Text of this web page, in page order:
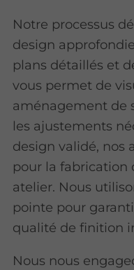
Notre processus
design
plans détaillés et
vous permet de
aménagement de
les ajustements
design validé, nos
pour la fabrication
atelier. Nous
pointe pour
qualité de finition
Nous nous